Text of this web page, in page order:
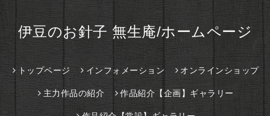
伊豆のお針子 無生庵/ホームページ
トップページ インフォメーション オンラインショップ
主力作品の紹介 作品紹介【企画】ギャラリー